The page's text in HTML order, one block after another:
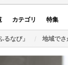
カテゴリ 特集
るなび」 地域でさ